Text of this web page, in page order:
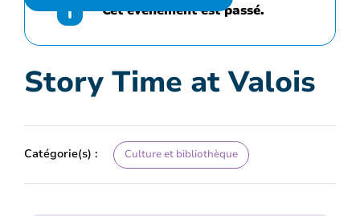
Cet événement est passé.
Story Time at Valois
Catégorie(s) : Culture et bibliothèque